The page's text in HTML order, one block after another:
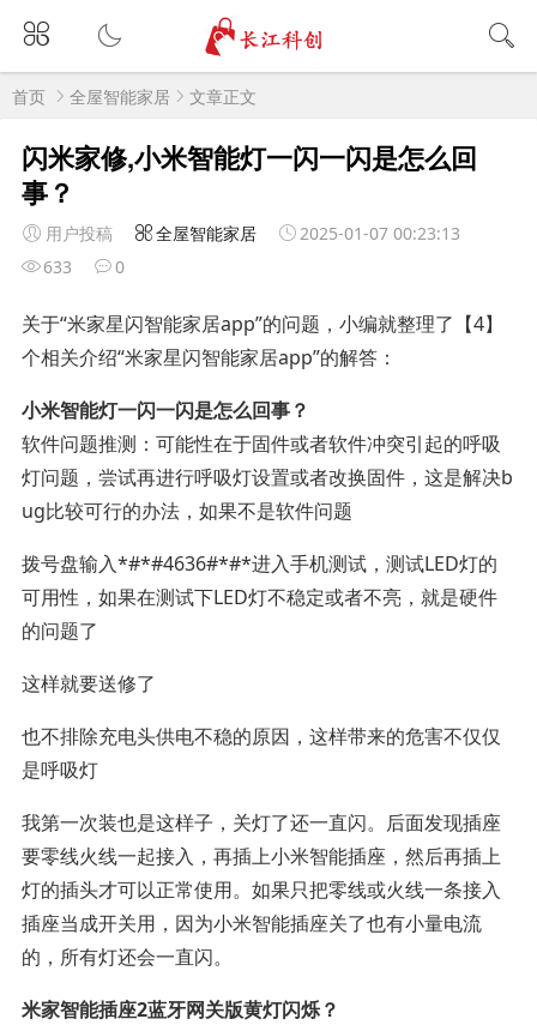
首页 全屋智能家居 文章正文
闪米家修,小米智能灯一闪一闪是怎么回
事？
用户投稿 全屋智能家居
2025-01-07 00:23:13
633
0
关于“米家星闪智能家居app”的问题，小编就整理了【4】
个相关介绍“米家星闪智能家居app”的解答：
小米智能灯一闪一闪是怎么回事？
软件问题推测：可能性在于固件或者软件冲突引起的呼吸
灯问题，尝试再进行呼吸灯设置或者改换固件，这是解决b
ug比较可行的办法，如果不是软件问题
拨号盘输入*#*#4636#*#*进入手机测试，测试LED灯的
可用性，如果在测试下LED灯不稳定或者不亮，就是硬件
的问题了
这样就要送修了
也不排除充电头供电不稳的原因，这样带来的危害不仅仅
是呼吸灯
我第一次装也是这样子，关灯了还一直闪。后面发现插座
要零线火线一起接入，再插上小米智能插座，然后再插上
灯的插头才可以正常使用。如果只把零线或火线一条接入
插座当成开关用，因为小米智能插座关了也有小量电流
的，所有灯还会一直闪。
米家智能插座2蓝牙网关版黄灯闪烁？